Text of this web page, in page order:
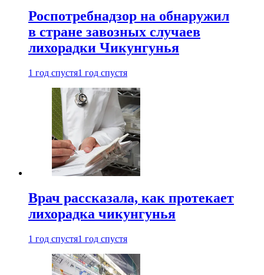
Роспотребнадзор на обнаружил
в стране завозных случаев
лихорадки Чикунгунья
1 год спустя1 год спустя
Врач рассказала, как протекает
лихорадка чикунгунья
1 год спустя1 год спустя